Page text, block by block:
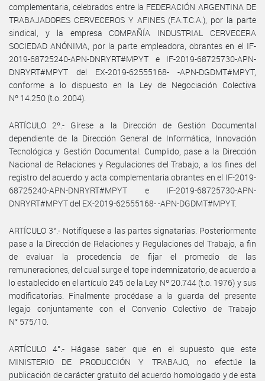
complementaria, celebrados entre la FEDERACIÓN ARGENTINA DE
TRABAJADORES CERVECEROS Y AFINES (F.A.T.C.A.), por la parte
sindical, y la empresa COMPAÑÍA INDUSTRIAL CERVECERA
SOCIEDAD ANÓNIMA, por la parte empleadora, obrantes en el IF-
2019-68725240-APN-DNRYRT#MPYT e IF-2019-68725730-APN-
DNRYRT#MPYT del EX-2019-62555168- -APN-DGDMT#MPYT,
conforme a lo dispuesto en la Ley de Negociación Colectiva
Nº 14.250 (t.o. 2004).
ARTÍCULO 2º.- Gírese a la Dirección de Gestión Documental
dependiente de la Dirección General de Informática, Innovación
Tecnológica y Gestión Documental. Cumplido, pase a la Dirección
Nacional de Relaciones y Regulaciones del Trabajo, a los fines del
registro del acuerdo y acta complementaria obrantes en el IF-2019-
68725240-APN-DNRYRT#MPYT e IF-2019-68725730-APN-
DNRYRT#MPYT del EX-2019-62555168- -APN-DGDMT#MPYT.
ARTÍCULO 3°.- Notifíquese a las partes signatarias. Posteriormente
pase a la Dirección de Relaciones y Regulaciones del Trabajo, a fin
de evaluar la procedencia de fijar el promedio de las
remuneraciones, del cual surge el tope indemnizatorio, de acuerdo a
lo establecido en el artículo 245 de la Ley Nº 20.744 (t.o. 1976) y sus
modificatorias. Finalmente procédase a la guarda del presente
legajo conjuntamente con el Convenio Colectivo de Trabajo
N° 575/10.
ARTÍCULO 4°.- Hágase saber que en el supuesto que este
MINISTERIO DE PRODUCCIÓN Y TRABAJO, no efectúe la
publicación de carácter gratuito del acuerdo homologado y de esta